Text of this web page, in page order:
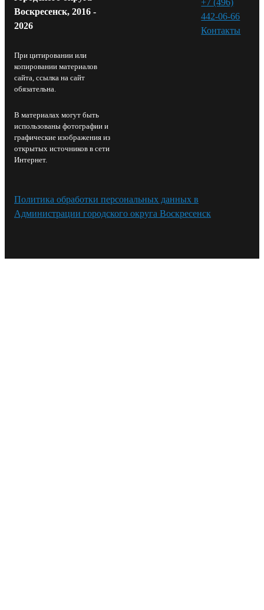
Воскресенск, 2016 -
2026
При цитировании или
копировании материалов
сайта, ссылка на сайт
обязательна.
В материалах могут быть
использованы фотографии и
графические изображения из
открытых источников в сети
Интернет.
442-06-66
Контакты⁠
Политика обработки персональных данных в
Администрации городского округа Воскресенск